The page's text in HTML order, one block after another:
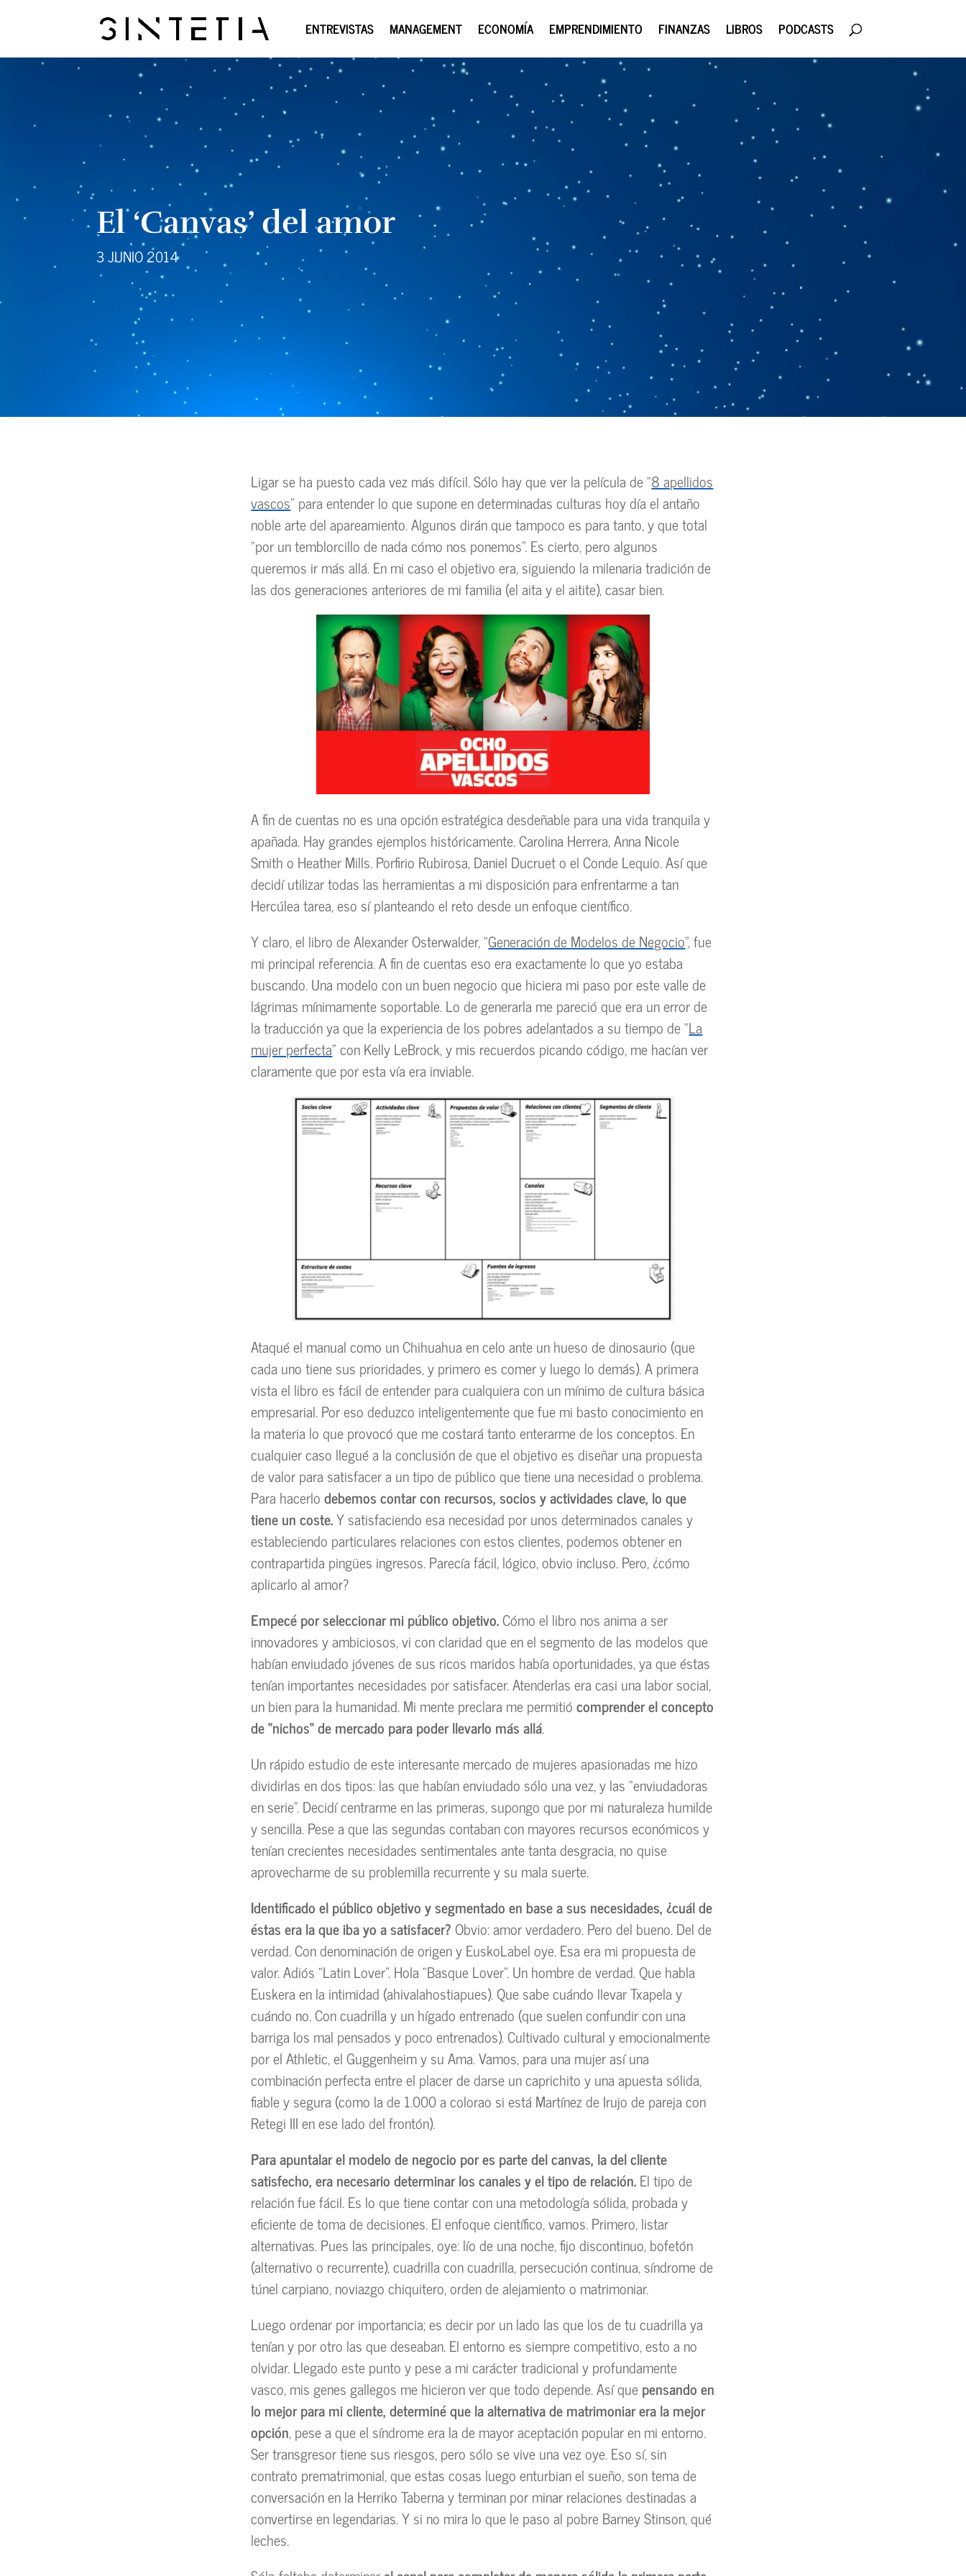
ENTREVISTAS MANAGEMENT ECONOMÍA EMPRENDIMIENTO FINANZAS LIBROS PODCASTS
El ‘Canvas’ del amor
3 JUNIO 2014
Ligar se ha puesto cada vez más difícil. Sólo hay que ver la película de “8 apellidos
vascos” para entender lo que supone en determinadas culturas hoy día el antaño
noble arte del apareamiento. Algunos dirán que tampoco es para tanto, y que total
“por un temblorcillo de nada cómo nos ponemos”. Es cierto, pero algunos
queremos ir más allá. En mi caso el objetivo era, siguiendo la milenaria tradición de
las dos generaciones anteriores de mi familia (el aita y el aitite), casar bien.
A fin de cuentas no es una opción estratégica desdeñable para una vida tranquila y
apañada. Hay grandes ejemplos históricamente. Carolina Herrera, Anna Nicole
Smith o Heather Mills. Porfirio Rubirosa, Daniel Ducruet o el Conde Lequio. Así que
decidí utilizar todas las herramientas a mi disposición para enfrentarme a tan
Hercúlea tarea, eso sí planteando el reto desde un enfoque científico.
Y claro, el libro de Alexander Osterwalder, “Generación de Modelos de Negocio”, fue
mi principal referencia. A fin de cuentas eso era exactamente lo que yo estaba
buscando. Una modelo con un buen negocio que hiciera mi paso por este valle de
lágrimas mínimamente soportable. Lo de generarla me pareció que era un error de
la traducción ya que la experiencia de los pobres adelantados a su tiempo de “La
mujer perfecta” con Kelly LeBrock, y mis recuerdos picando código, me hacían ver
claramente que por esta vía era inviable.
Ataqué el manual como un Chihuahua en celo ante un hueso de dinosaurio (que
cada uno tiene sus prioridades, y primero es comer y luego lo demás). A primera
vista el libro es fácil de entender para cualquiera con un mínimo de cultura básica
empresarial. Por eso deduzco inteligentemente que fue mi basto conocimiento en
la materia lo que provocó que me costará tanto enterarme de los conceptos. En
cualquier caso llegué a la conclusión de que el objetivo es diseñar una propuesta
de valor para satisfacer a un tipo de público que tiene una necesidad o problema.
Para hacerlodebemos contar con recursos, socios y actividades clave, lo que
tiene un coste.Y satisfaciendo esa necesidad por unos determinados canales y
estableciendo particulares relaciones con estos clientes, podemos obtener en
contrapartida pingües ingresos. Parecía fácil, lógico, obvio incluso. Pero, ¿cómo
aplicarlo al amor?
Empecé por seleccionar mi público objetivo.Cómo el libro nos anima a ser
innovadores y ambiciosos, vi con claridad que en el segmento de las modelos que
habían enviudado jóvenes de sus ricos maridos había oportunidades, ya que éstas
tenían importantes necesidades por satisfacer. Atenderlas era casi una labor social,
un bien para la humanidad. Mi mente preclara me permitiócomprender el concepto
de “nichos“ de mercado para poder llevarlo más allá.
Un rápido estudio de este interesante mercado de mujeres apasionadas me hizo
dividirlas en dos tipos: las que habían enviudado sólo una vez, y las “enviudadoras
en serie”. Decidí centrarme en las primeras, supongo que por mi naturaleza humilde
y sencilla. Pese a que las segundas contaban con mayores recursos económicos y
tenían crecientes necesidades sentimentales ante tanta desgracia, no quise
aprovecharme de su problemilla recurrente y su mala suerte.
Identificado el público objetivo y segmentado en base a sus necesidades, ¿cuál de
éstas era la que iba yo a satisfacer?Obvio: amor verdadero. Pero del bueno. Del de
verdad. Con denominación de origen y EuskoLabel oye. Esa era mi propuesta de
valor. Adiós “Latin Lover”. Hola “Basque Lover”. Un hombre de verdad. Que habla
Euskera en la intimidad (ahivalahostiapues). Que sabe cuándo llevar Txapela y
cuándo no. Con cuadrilla y un hígado entrenado (que suelen confundir con una
barriga los mal pensados y poco entrenados). Cultivado cultural y emocionalmente
por el Athletic, el Guggenheim y su Ama. Vamos, para una mujer así una
combinación perfecta entre el placer de darse un caprichito y una apuesta sólida,
fiable y segura (como la de 1.000 a colorao si está Martínez de Irujo de pareja con
Retegi III en ese lado del frontón).
Para apuntalar el modelo de negocio por es parte del canvas, la del cliente
satisfecho, era necesario determinar los canales y el tipo de relación.El tipo de
relación fue fácil. Es lo que tiene contar con una metodología sólida, probada y
eficiente de toma de decisiones. El enfoque científico, vamos. Primero, listar
alternativas. Pues las principales, oye: lío de una noche, fijo discontinuo, bofetón
(alternativo o recurrente), cuadrilla con cuadrilla, persecución continua, síndrome de
túnel carpiano, noviazgo chiquitero, orden de alejamiento o matrimoniar.
Luego ordenar por importancia; es decir por un lado las que los de tu cuadrilla ya
tenían y por otro las que deseaban. El entorno es siempre competitivo, esto a no
olvidar. Llegado este punto y pese a mi carácter tradicional y profundamente
vasco, mis genes gallegos me hicieron ver que todo depende. Así quepensando en
lo mejor para mi cliente, determiné que la alternativa de matrimoniar era la mejor
opción, pese a que el síndrome era la de mayor aceptación popular en mi entorno.
Ser transgresor tiene sus riesgos, pero sólo se vive una vez oye. Eso sí, sin
contrato prematrimonial, que estas cosas luego enturbian el sueño, son tema de
conversación en la Herriko Taberna y terminan por minar relaciones destinadas a
convertirse en legendarias. Y si no mira lo que le paso al pobre Barney Stinson, qué
leches.